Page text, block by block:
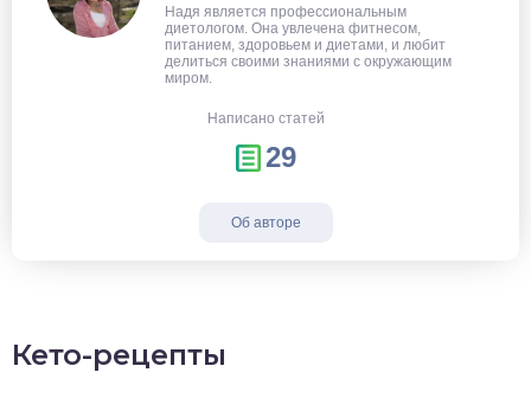
Надя является профессиональным
диетологом. Она увлечена фитнесом,
питанием, здоровьем и диетами, и любит
делиться своими знаниями с окружающим
миром.
Написано статей
29
Об авторе
Кето-рецепты